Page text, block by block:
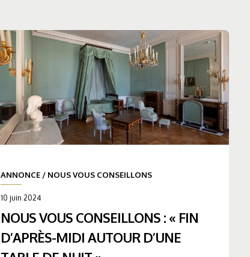
ANNONCE / NOUS VOUS CONSEILLONS
10 juin 2024
NOUS VOUS CONSEILLONS : « FIN
D’APRÈS-MIDI AUTOUR D’UNE